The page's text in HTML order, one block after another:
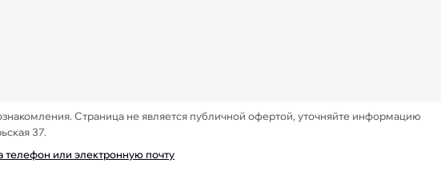
Страница не является публичной офертой, уточняйте информацию
37.
телефон или электронную почту